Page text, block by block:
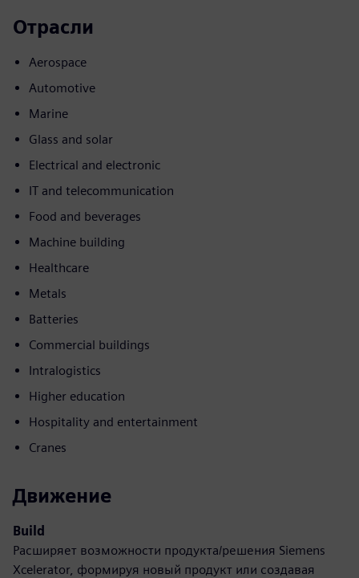
Отрасли
Aerospace
Automotive
Marine
Glass and solar
Electrical and electronic
IT and telecommunication
Food and beverages
Machine building
Healthcare
Metals
Batteries
Commercial buildings
Intralogistics
Higher education
Hospitality and entertainment
Cranes
Движение
Build
Расширяет возможности продукта/решения Siemens
Xcelerator, формируя новый продукт или создавая